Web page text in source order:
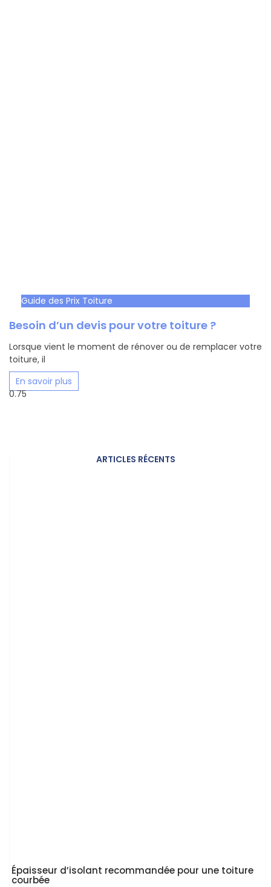
Guide des Prix Toiture
Besoin d’un devis pour votre toiture ?
Lorsque vient le moment de rénover ou de remplacer votre
toiture, il
En savoir plus
ARTICLES RÉCENTS
Épaisseur d’isolant recommandée pour une toiture
courbée